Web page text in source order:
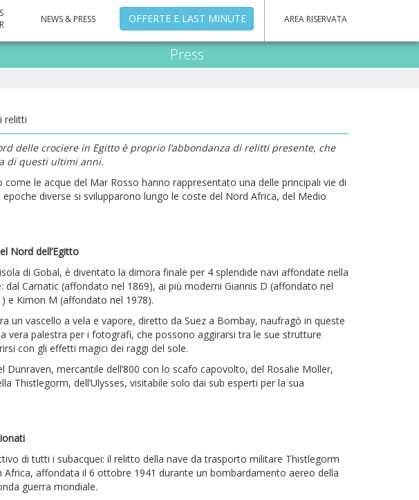
NEWS & PRESS OFFERTE E LAST MINUTE AREA RISERVATA
Press
relitti
delle crociere in Egitto è proprio l’abbondanza di relitti presente, che
di questi ultimi anni.
le acque del Mar Rosso hanno rappresentato una delle principali vie di
diverse si svilupparono lungo le coste del Nord Africa, del Medio
Nord dell’Egitto
di Gobal, è diventato la dimora finale per 4 splendide navi affondate nella
dal Carnatic (affondato nel 1869), ai più moderni Giannis D (affondato nel
e Kimon M (affondato nel 1978).
un vascello a vela e vapore, diretto da Suez a Bombay, naufragò in queste
vera palestra per i fotografi, che possono aggirarsi tra le sue strutture
con gli effetti magici dei raggi del sole.
Dunraven, mercantile dell’800 con lo scafo capovolto, del Rosalie Moller,
Thistlegorm, dell’Ulysses, visitabile solo dai sub esperti per la sua
di tutti i subacquei: il relitto della nave da trasporto militare Thistlegorm
Africa, affondata il 6 ottobre 1941 durante un bombardamento aereo della
guerra mondiale.